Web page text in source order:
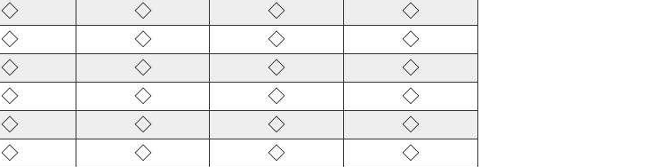
◇ ◇ ◇ ◇
◇ ◇ ◇ ◇
◇ ◇ ◇ ◇
◇ ◇ ◇ ◇
◇ ◇ ◇ ◇
◇ ◇ ◇ ◇